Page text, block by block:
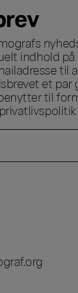
indhold
til
et par
til